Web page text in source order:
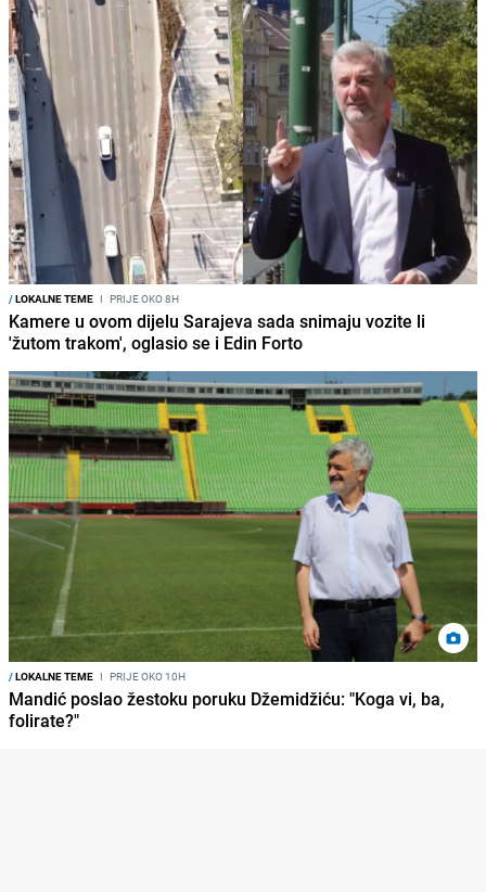
/LOKALNE TEME I PRIJE OKO 8H
Kamere u ovom dijelu Sarajeva sada snimaju vozite li
'žutom trakom', oglasio se i Edin Forto
/LOKALNE TEME I PRIJE OKO 10H
Mandić poslao žestoku poruku Džemidžiću: "Koga vi, ba,
folirate?"